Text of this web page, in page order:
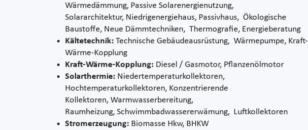
Wärmedämmung, Passive Solarenergienutzung,
Solararchitektur, Niedrigenergiehaus, Passivhaus, Ökologische
Baustoffe, Neue Dämmtechniken, Thermografie, Energieberatung
Kältetechnik: Technische Gebäudeausrüstung, Wärmepumpe, Kraft-
Wärme-Kopplung
Kraft-Wärme-Kopplung: Diesel / Gasmotor, Pflanzenölmotor
Solarthermie: Niedertemperaturkollektoren,
Hochtemperaturkollektoren, Konzentrierende
Kollektoren, Warmwasserbereitung,
Raumheizung, Schwimmbadwassererwämung, Luftkollektoren
Stromerzeugung: Biomasse Hkw, BHKW